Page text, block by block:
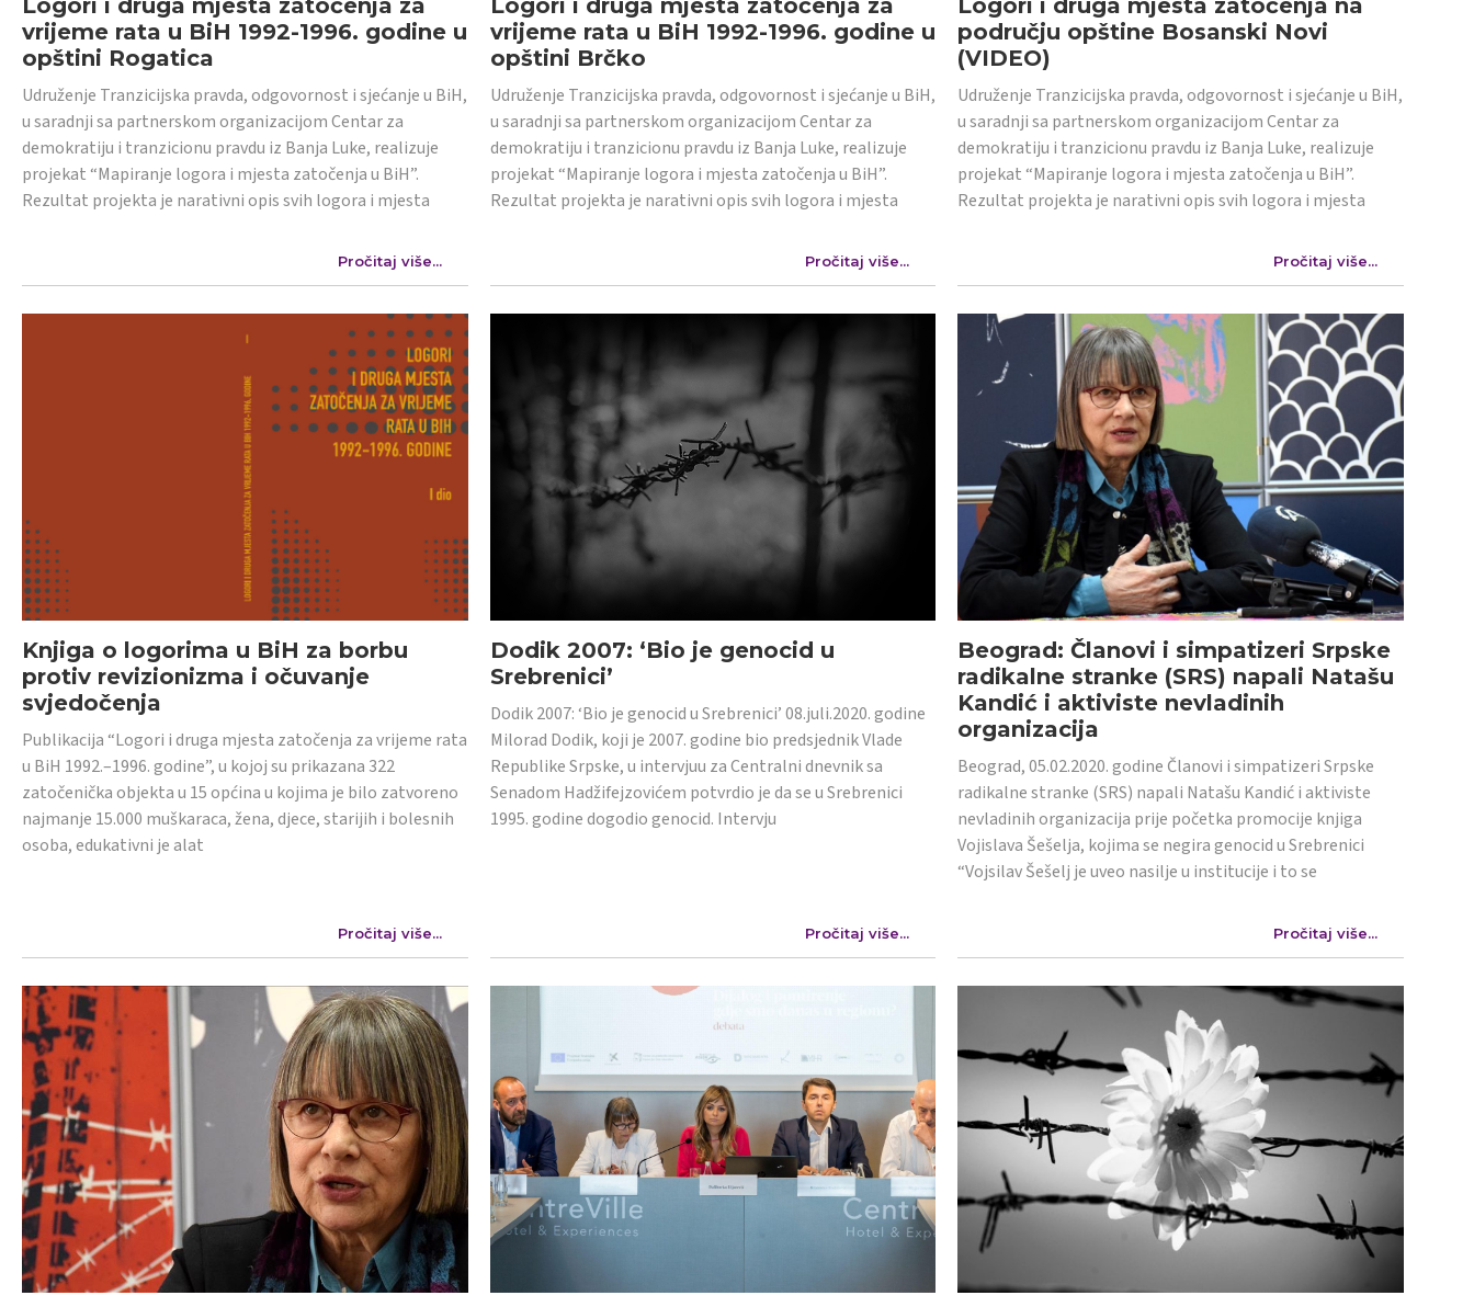
vrijeme rata u BiH 1992-1996. godine u
opštini Rogatica
Udruženje Tranzicijska pravda, odgovornost i sjećanje u BiH,
u saradnji sa partnerskom organizacijom Centar za
demokratiju i tranzicionu pravdu iz Banja Luke, realizuje
projekat “Mapiranje logora i mjesta zatočenja u BiH”.
Rezultat projekta je narativni opis svih logora i mjesta
Pročitaj više...
vrijeme rata u BiH 1992-1996. godine u
opštini Brčko
Udruženje Tranzicijska pravda, odgovornost i sjećanje u BiH,
u saradnji sa partnerskom organizacijom Centar za
demokratiju i tranzicionu pravdu iz Banja Luke, realizuje
projekat “Mapiranje logora i mjesta zatočenja u BiH”.
Rezultat projekta je narativni opis svih logora i mjesta
Pročitaj više...
području opštine Bosanski Novi
(VIDEO)
Udruženje Tranzicijska pravda, odgovornost i sjećanje u BiH,
u saradnji sa partnerskom organizacijom Centar za
demokratiju i tranzicionu pravdu iz Banja Luke, realizuje
projekat “Mapiranje logora i mjesta zatočenja u BiH”.
Rezultat projekta je narativni opis svih logora i mjesta
Pročitaj više...
Knjiga o logorima u BiH za borbu
protiv revizionizma i očuvanje
svjedočenja
Publikacija “Logori i druga mjesta zatočenja za vrijeme rata
u BiH 1992.–1996. godine”, u kojoj su prikazana 322
zatočenička objekta u 15 općina u kojima je bilo zatvoreno
najmanje 15.000 muškaraca, žena, djece, starijih i bolesnih
osoba, edukativni je alat
Pročitaj više...
Dodik 2007: ‘Bio je genocid u
Srebrenici’
Dodik 2007: ‘Bio je genocid u Srebrenici’ 08.juli.2020. godine
Milorad Dodik, koji je 2007. godine bio predsjednik Vlade
Republike Srpske, u intervjuu za Centralni dnevnik sa
Senadom Hadžifejzovićem potvrdio je da se u Srebrenici
1995. godine dogodio genocid. Intervju
Pročitaj više...
Beograd: Članovi i simpatizeri Srpske
radikalne stranke (SRS) napali Natašu
Kandić i aktiviste nevladinih
organizacija
Beograd, 05.02.2020. godine Članovi i simpatizeri Srpske
radikalne stranke (SRS) napali Natašu Kandić i aktiviste
nevladinih organizacija prije početka promocije knjiga
Vojislava Šešelja, kojima se negira genocid u Srebrenici
“Vojsilav Šešelj je uveo nasilje u institucije i to se
Pročitaj više...